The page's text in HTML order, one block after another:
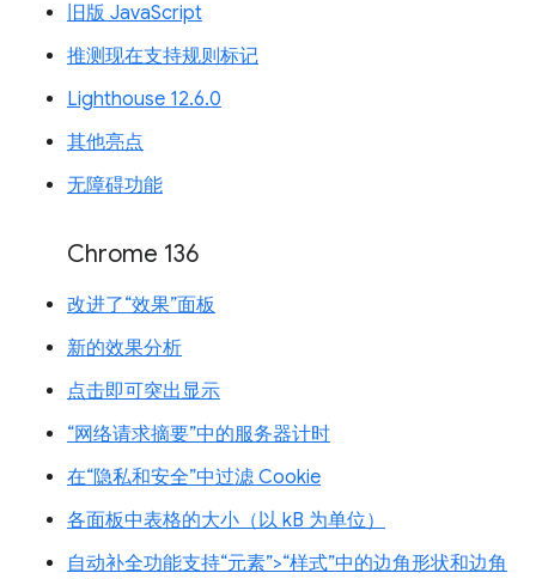
旧版 JavaScript
推测现在支持规则标记
Lighthouse 12.6.0
其他亮点
无障碍功能
Chrome 136
改进了“效果”面板
新的效果分析
点击即可突出显示
“网络请求摘要”中的服务器计时
在“隐私和安全”中过滤 Cookie
各面板中表格的大小（以 kB 为单位）
自动补全功能支持“元素”>“样式”中的边角形状和边角